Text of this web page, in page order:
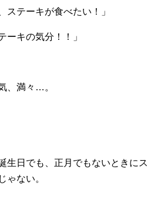
ステーキが食べたい！」
ーキの気分！！」
、満々…。
生日でも、正月でもないときにス
ゃない。